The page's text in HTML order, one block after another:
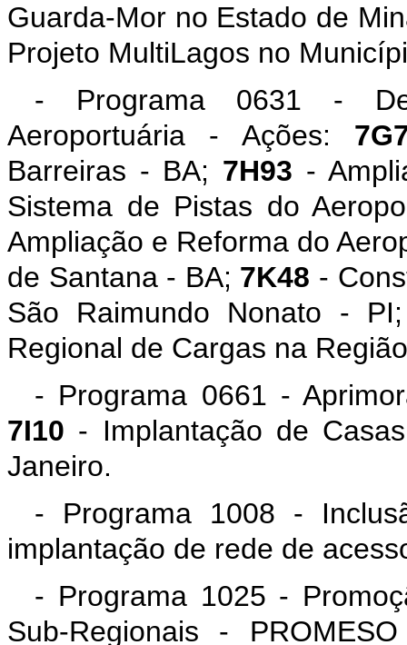
Guarda-Mor no Estado de
Projeto MultiLagos no
- Programa 0631 -
Aeroportuária - Ações:
Barreiras - BA; 7H93 -
Sistema de Pistas do
Ampliação e Reforma do
de Santana - BA; 7K48 -
São Raimundo Nonato -
Regional de Cargas na
- Programa 0661 -
7I10 - Implantação de
Janeiro.
- Programa 1008 -
implantação de rede de
- Programa 1025 -
Sub-Regionais -